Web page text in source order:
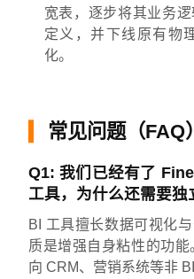
宽表，逐步将其业务
定义，并下线原有物
化。
常见问题（FAQ）
Q1: 我们已经有了
工具，为什么还需要独
BI 工具擅长数据可视化
质是增强自身粘性的功
向 CRM、营销系统等非